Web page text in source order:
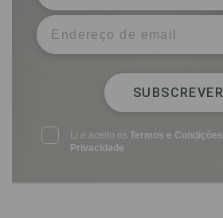
SUBSCREVER
Li e aceito osTermos e Condições
Privacidade